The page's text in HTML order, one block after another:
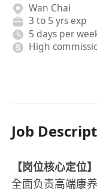
Wan Chai
3 to 5 yrs exp
5 days per
High
Job
【岗位核心定位】
全面负责高端康